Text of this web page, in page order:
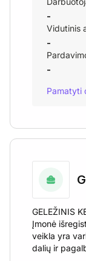
-
Vidutinis
-
-
Pamatyti
GELEŽINIS
Įmonė
veikla yra
dalių ir